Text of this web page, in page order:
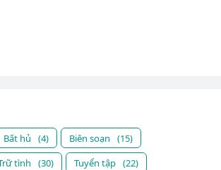
Bất hủ (4) Biên soạn
(15)
tình (30) Tuyển tập (22)